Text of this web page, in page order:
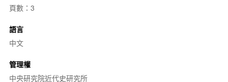
頁數：3
語言
中文
管理權
中央研究院近代史研究所